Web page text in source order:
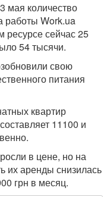
мая количество
работы Work.ua
ресурсе сейчас 25
54 тысячи.
свою
питания
квартир
11100 и
в цене, но на
их аренды снизилась
грн в месяц.